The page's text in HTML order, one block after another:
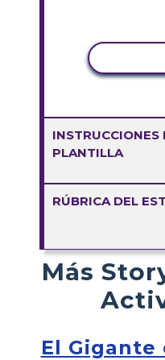
INSTRUCCIONES
PLANTILLA
RÚBRICA DEL
Más
El Gigante